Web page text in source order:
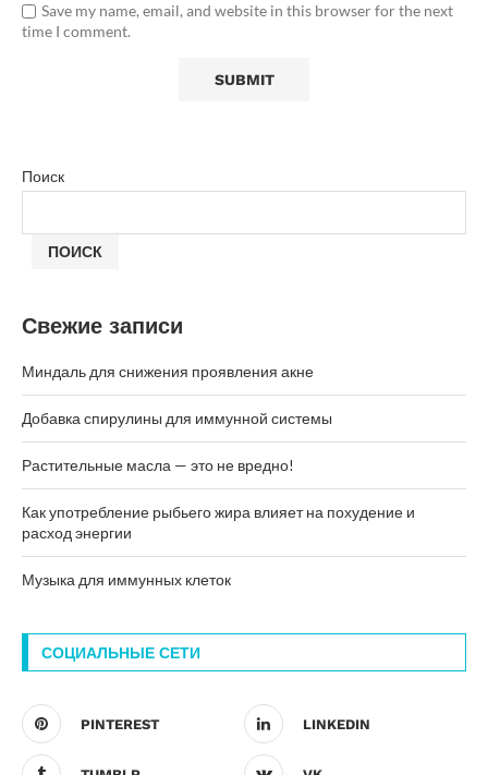
Save my name, email, and website in this browser for the next
time I comment.
Поиск
ПОИСК
Свежие записи
Миндаль для снижения проявления акне
Добавка спирулины для иммунной системы
Растительные масла — это не вредно!
Как употребление рыбьего жира влияет на похудение и
расход энергии
Музыка для иммунных клеток
СОЦИАЛЬНЫЕ СЕТИ
PINTEREST LINKEDIN